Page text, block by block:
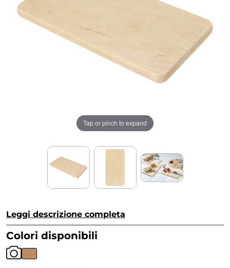
Tap or pinch to expand
Leggi descrizione completa
Colori disponibili